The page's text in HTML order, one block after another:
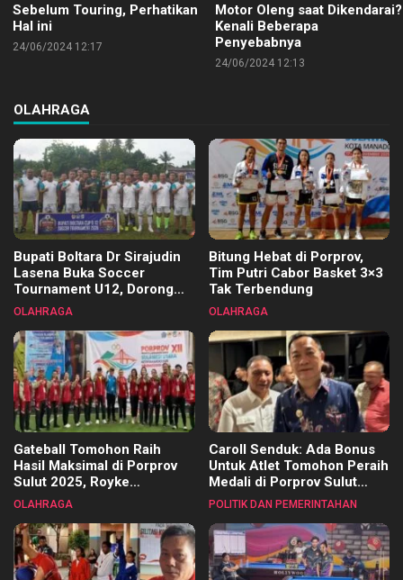
Sebelum Touring, Perhatikan
Hal ini
24/06/2024 12:17
Motor Oleng saat Dikendarai?
Kenali Beberapa
Penyebabnya
24/06/2024 12:13
OLAHRAGA
Bupati Boltara Dr Sirajudin
Lasena Buka Soccer
Tournament U12, Dorong
Pembinaan Merata di Setiap
OLAHRAGA
Bitung Hebat di Porprov,
Tim Putri Cabor Basket 3×3
Tak Terbendung
OLAHRAGA
Gateball Tomohon Raih
Hasil Maksimal di Porprov
Sulut 2025, Royke
Tangkawarouw Ucapkan
OLAHRAGA
Caroll Senduk: Ada Bonus
Untuk Atlet Tomohon Peraih
Medali di Porprov Sulut
2025
POLITIK DAN PEMERINTAHAN